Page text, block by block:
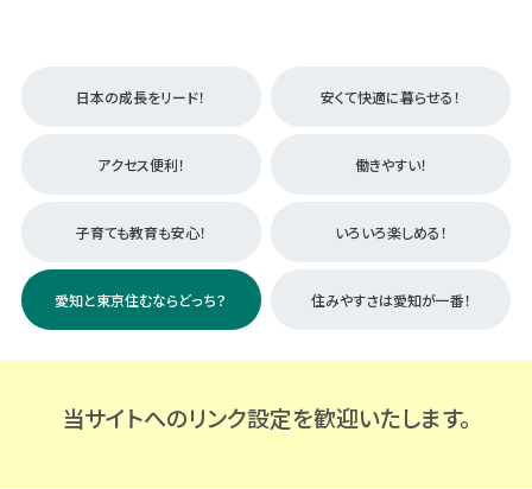
日本の成長をリード！ 安くて快適に暮らせる！
アクセス便利！ 働きやすい！
子育ても教育も安心！ いろいろ楽しめる！
愛知と東京住むならどっち？ 住みやすさは愛知が一番！
当サイトへのリンク設定を歓迎いたします。